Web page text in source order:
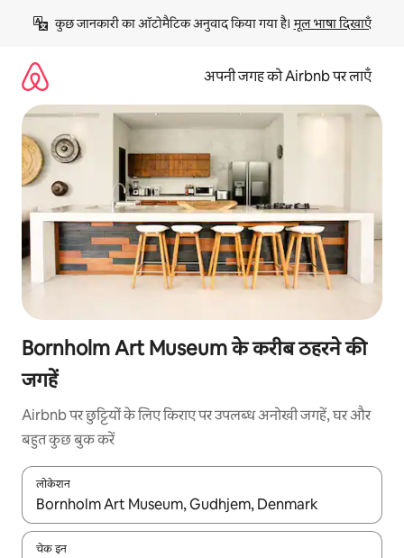
छोड़कर
कॉन्टेंट
कुछ जानकारी का ऑटोमैटिक अनुवाद किया गया है। मूल भाषा दिखाएँ
अपनी जगह को Airbnb पर लाएँ
Bornholm Art Museum के करीब ठहरने की
जगहें
Airbnb पर छुट्टियों के लिए किराए पर उपलब्ध अनोखी जगहें, घर और
बहुत कुछ बुक करें
लोकेशन
नतीजों के उपलब्ध होने पर, अप और डाउन 'ऐरो की' का इस्तेमाल करके नेविगेट
चेक इन